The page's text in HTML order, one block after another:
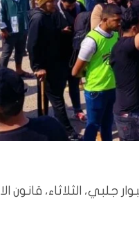
جلبي، الثلاثاء، قانون